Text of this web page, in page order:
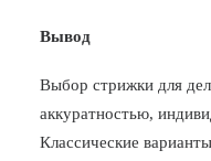
Вывод
Выбор стрижки для
аккуратностью,
Классические